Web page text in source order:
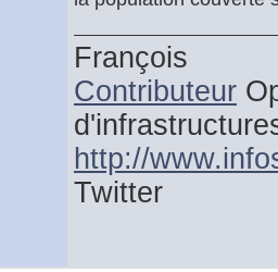
François
Contributeur
http://
Twitter